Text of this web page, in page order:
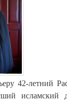
42-летний
исламский